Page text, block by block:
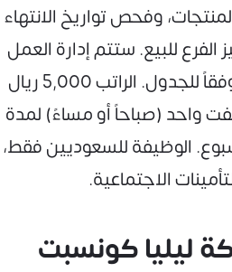
وفحص تواريخ الانتهاء
الفرع للبيع. ستتم إدارة العمل
بين 6 فروع في الرياض وفقاً للجدول. الراتب 5,000 ريال
واحد (صباحاً أو مساءً) لمدة
في الأسبوع. الوظيفة للسعوديين فقط،
الاجتماعية.
ليليا كونسبت